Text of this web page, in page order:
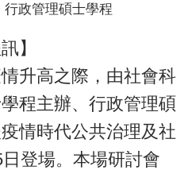
行政管理碩士學程
】
升高之際，由社會科
程主辦、行政管理碩
情時代公共治理及社
登場。本場研討會